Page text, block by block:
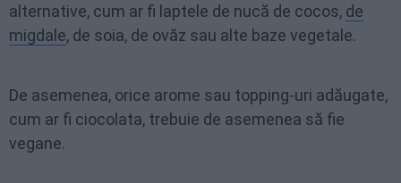
alternative, cum ar fi laptele de nucă de cocos, de
migdale, de soia, de ovăz sau alte baze vegetale.
De asemenea, orice arome sau topping-uri adăugate,
cum ar fi ciocolata, trebuie de asemenea să fie
vegane.